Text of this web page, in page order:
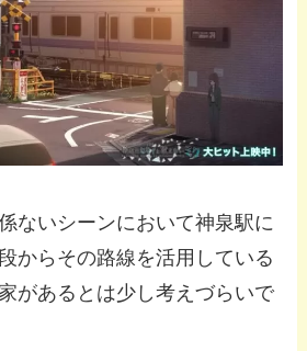
ないシーンにおいて神泉駅に
からその路線を活用している
があるとは少し考えづらいで